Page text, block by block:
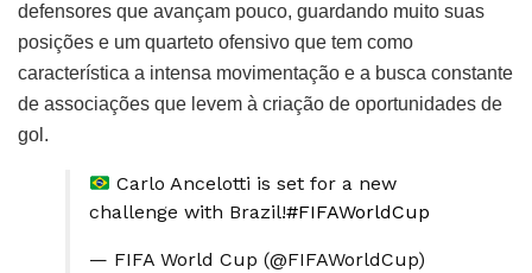
defensores que avançam pouco, guardando muito suas
posições e um quarteto ofensivo que tem como
característica a intensa movimentação e a busca constante
de associações que levem à criação de oportunidades de
gol.
Carlo Ancelotti is set for a new
challenge with Brazil!#FIFAWorldCup
— FIFA World Cup (@FIFAWorldCup)